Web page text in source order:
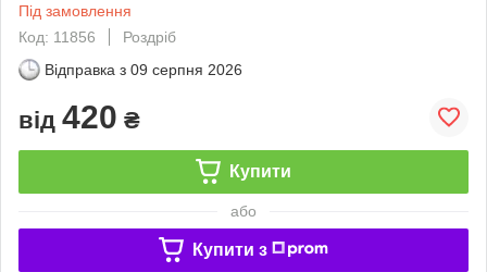
Під замовлення
Код: 11856
Роздріб
Відправка з 09 серпня 2026
від 420 ₴
Купити
або
Купити з